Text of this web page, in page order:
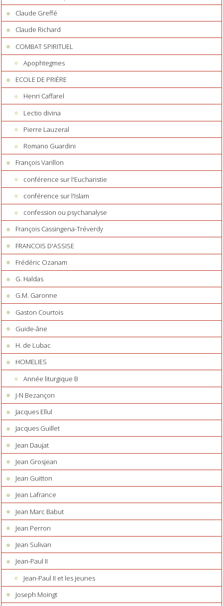
Claude Greffé
Claude Richard
COMBAT SPIRITUEL
Apophtegmes
ECOLE DE PRIÈRE
Henri Caffarel
Lectio divina
Pierre Lauzeral
Romano Guardini
François Varillon
conférence sur l'Eucharistie
conférence sur l'Islam
confession ou psychanalyse
François Cassingena-Tréverdy
FRANCOIS D'ASSISE
Frédéric Ozanam
G. Haldas
G.M. Garonne
Gaston Courtois
Guide-âne
H. de Lubac
HOMELIES
Année liturgique B
J-N Bezançon
Jacques Ellul
Jacques Guillet
Jean Daujat
Jean Grosjean
Jean Guitton
Jean Lafrance
Jean Marc Babut
Jean Perron
Jean Sulivan
Jean-Paul II
Jean-Paul II et les jeunes
Joseph Moingt